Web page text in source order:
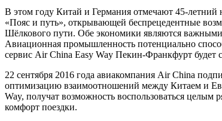
В этом году Китай и Германия отмечают 45-летний
«Пояс и путь», открывающей беспрецедентные
Шёлкового пути. Обе экономики являются
Авиационная промышленность потенциально
сервис Air China Easy Way Пекин-Франкфурт будет
22 сентября 2016 года авиакомпания Air China
оптимизацию взаимоотношений между Китаем и
Way, получат возможность воспользоваться
комфорт поездки.